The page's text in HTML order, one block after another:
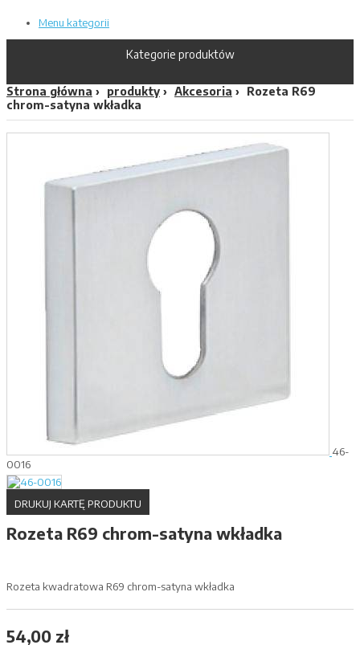
Menu kategorii
Kategorie produktów
Strona główna produkty Akcesoria
Rozeta R69
chrom-satyna wkładka
46-
0016
DRUKUJ KARTĘ PRODUKTU
Rozeta R69 chrom-satyna wkładka
Rozeta kwadratowa R69 chrom-satyna wkładka
54,00 zł